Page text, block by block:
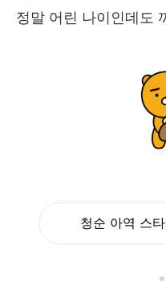
정말 어린 나이인데도
청순 아역 스